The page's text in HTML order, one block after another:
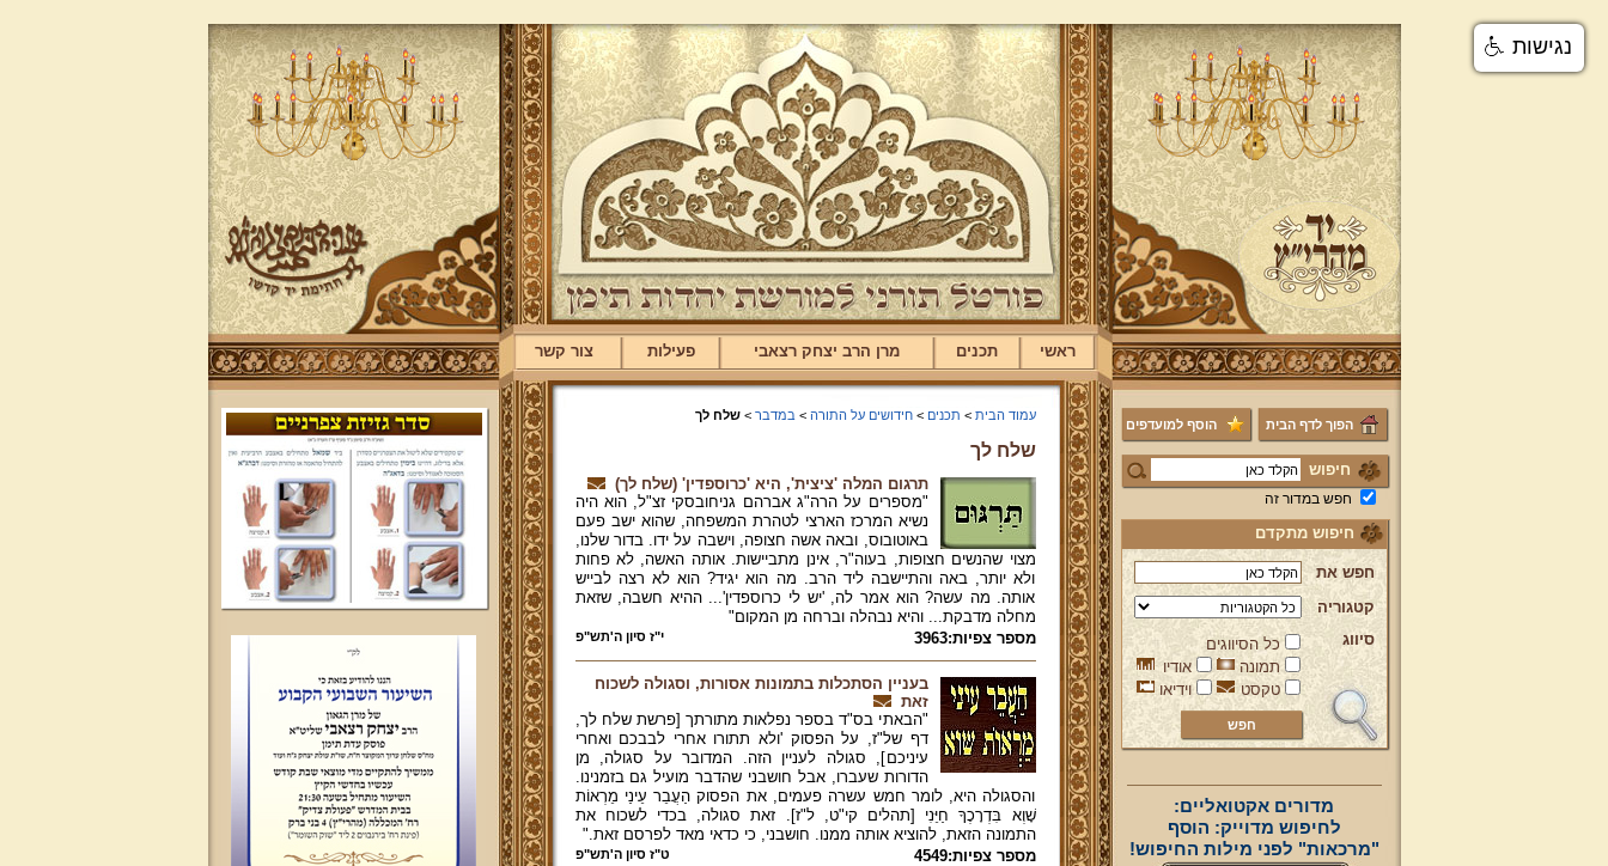
ראשי תכנים מרן הרב יצחק רצאבי פעילות צור קשר
הפוך לדף הבית הוסף למועדפים
חיפוש
חפש במדור זה
חיפוש מתקדם
חפש את
קטגוריה
סיווג
כל הסיווגים
תמונה
אודיו
טקסט
וידיאו
מדורים אקטואליים:
לחיפוש מדוייק: הוסף
"מרכאות" לפני מילות החיפוש!
עמוד הבית > תכנים >חידושים על התורה > במדבר >שלח לך
שלח לך
תרגום המלה 'ציצית', היא 'כרוספדין' (שלח לך)
"מספרים על הרה"ג אברהם גניחובסקי זצ"ל, הוא היה
נשיא המרכז הארצי לטהרת המשפחה, שהוא ישב פעם
באוטובוס, ובאה אשה חצופה, וישבה על ידו. בדור שלנו,
מצוי שהנשים חצופות, בעוה"ר, אינן מתביישות. אותה האשה, לא פחות
ולא יותר, באה והתיישבה ליד הרב. מה הוא יגיד? הוא לא רצה לבייש
אותה. מה עשה? הוא אמר לה, 'יש לי כרוספדין'... ההיא חשבה, שזאת
מחלה מדבקת... והיא נבהלה וברחה מן המקום"
מספר צפיות:3963
י"ז סיון ה'תש"פ
בעניין הסתכלות בתמונות אסורות, וסגולה לשכוח
זאת
"הבאתי בס"ד בספר נפלאות מתורתך [פרשת שלח לך,
דף של"ז, על הפסוק 'ולא תתורו אחרי לבבכם ואחרי
עיניכם], סגולה לעניין הזה. המדובר על סגולה, מן
הדורות שעברו, אבל חושבני שהדבר מועיל גם בזמנינו.
והסגולה היא, לומר חמש עשרה פעמים, את הפסוק הַעֲבֵר עֵינַי מֵרְאוֹת
שָׁוְא בִּדְרָכֶךָ חַיֵּנִי [תהלים קי"ט, ל"ז]. זאת סגולה, בכדי לשכוח את
התמונה הזאת, להוציא אותה ממנו. חושבני, כי כדאי מאד לפרסם זאת."
מספר צפיות:4549
ט"ז סיון ה'תש"פ
נגישות